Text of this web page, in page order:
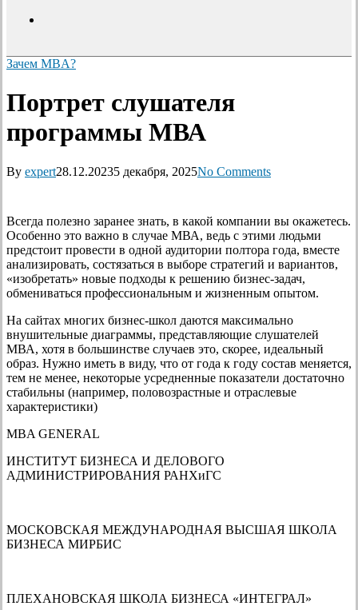
Зачем MBA?
Портрет слушателя
программы МВА
By expert28.12.20235 декабря, 2025No Comments
Всегда полезно заранее знать, в какой компании вы окажетесь.
Особенно это важно в случае МВА, ведь с этими людьми
предстоит провести в одной аудитории полтора года, вместе
анализировать, состязаться в выборе стратегий и вариантов,
«изобретать» новые подходы к решению бизнес-задач,
обмениваться профессиональным и жизненным опытом.
На сайтах многих бизнес-школ даются максимально
внушительные диаграммы, представляющие слушателей
МВА, хотя в большинстве случаев это, скорее, идеальный
образ. Нужно иметь в виду, что от года к году состав меняется,
тем не менее, некоторые усредненные показатели достаточно
стабильны (например, половозрастные и отраслевые
характеристики)
MBA GENERAL
ИНСТИТУТ БИЗНЕСА И ДЕЛОВОГО
АДМИНИСТРИРОВАНИЯ РАНХиГС
МОСКОВСКАЯ МЕЖДУНАРОДНАЯ ВЫСШАЯ ШКОЛА
БИЗНЕСА МИРБИС
ПЛЕХАНОВСКАЯ ШКОЛА БИЗНЕСА «ИНТЕГРАЛ»